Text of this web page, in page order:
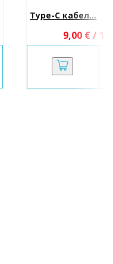
Type-C кабел...
9,00 € /